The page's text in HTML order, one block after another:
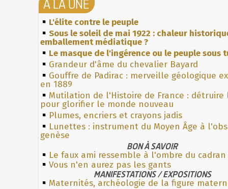
À LA UNE
L'élite contre le peuple
Sous le soleil de mai 1922 : chaleur
emballement médiatique ?
Le masque de l'ingérence ou le peuple sous
Grandeur d'âme du chevalier Bayard
Gouffre de Padirac : merveille géologique
en 1889
Mutilation de l'Histoire de France : détruire
pour glorifier le monde nouveau
Plumes, encriers et crayons jadis
Lunettes : instrument du Moyen Âge à
genèse
BON À SAVOIR
Le faux ami ressemble à l'ombre du cadran
Vous n'en aurez pas les gants
MANIFESTATIONS / EXPOSITIONS
Maternités, archéologie de la figure